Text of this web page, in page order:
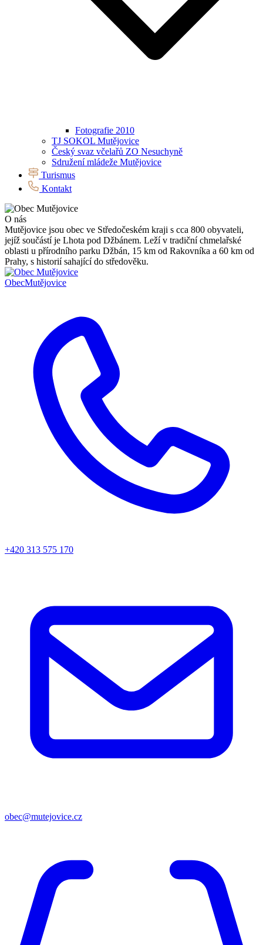
Fotografie 2010
TJ SOKOL Mutějovice
Český svaz včelařů ZO Nesuchyně
Sdružení mládeže Mutějovice
Turismus
Kontakt
O nás
Mutějovice jsou obec ve Středočeském kraji s cca 800 obyvateli,
jejíž součástí je Lhota pod Džbánem. Leží v tradiční chmelařské
oblasti u přírodního parku Džbán, 15 km od Rakovníka a 60 km od
Prahy, s historií sahající do středověku.
ObecMutějovice
+420 313 575 170
obec@mutejovice.cz